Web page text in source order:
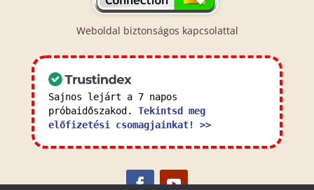
Weboldal biztonságos kapcsolattal
Sajnos lejárt a 7 napos
próbaidőszakod. Tekintsd meg
előfizetési csomagjainkat! >>